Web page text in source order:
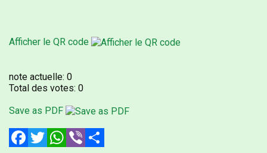
Afficher le QR code
note actuelle: 0
Total des votes: 0
Save as PDF
FacebookTwitterWhatsApp
Viber